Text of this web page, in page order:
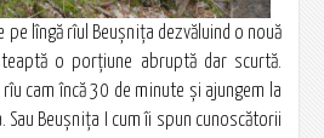
pe lîngă rîul Beușnița dezvăluind o nouă
o porțiune abruptă dar scurtă.
cam încă 30 de minute și ajungem la
Sau Beușnița I cum îi spun cunoscătorii